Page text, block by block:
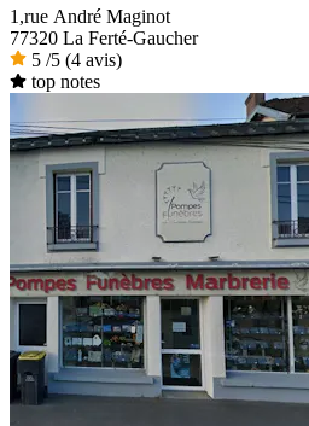
1,rue André Maginot
77320 La Ferté-Gaucher
5 /5 (4 avis)
top notes